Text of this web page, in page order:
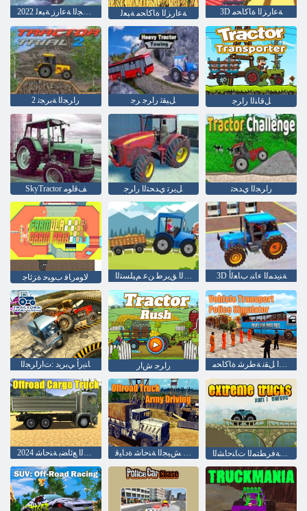
2022 ﺩﺎﻌﺑﻷ ﺍ ﺔﻴﺛﻼ ﺛ ﺔﻴﻜﻳﺮﻣﻷ ﺍ ﺔﺜﻳﺪﺤﻟﺍ ﺕﺍﺭﺍﺮﺠﻟﺍ ﺔﻋﺍﺭﺯ ﺔﺒﻌﻟ ﺔﻋﺍﺭﺰﻟﺍ ﺓﺎﻛﺎﺤﻣ ﺔﺒﻌﻟ 3D ﺔﻋﺍﺭﺰﻟﺍ ﺓﺎﻛﺎﺤﻣ
2 ﺭﺍﺮﺠﻟﺍ ﺔﺑﺮﺠﺗ ﻞﻴﻘﺛ ﺭﺍﺮﺟ ﺮﺟ ﻞﻗﺎﻨﻟﺍ ﺭﺍﺮﺟ
SkyTractor ﻒﻗﺍﻮﻣ ﻞﻳﺮﺗ ﻱﺪﺤﺘﻟﺍ ﺭﺍﺮﺟ ﺭﺍﺮﺠﻟﺍ ﻱﺪﺤﺗ
ﻻ ﻮﻣﺭﺎﻓ ﺏﻮﺒﺣ ﺓﺰﺋﺎﺟ ﺭﺍﺮﺠﻟﺍ ﻖﻳﺮﻃ ﻦﻋ ﻢﻴﻠﺴﺘﻟﺍ 3D ﺔﻨﻳﺪﻤﻟﺍ ءﺎﻨﺑ ﺏﺎﻌﻟﺃ
ﺎﻨﻳﺭﺃ ﻲﺑﺮﻳﺩ :ﺕﺍﺭﺍﺮﺠﻟﺍ ﺭﺍﺮﺟ ﺵﺍﺭ ﺕﺎﺒﻛﺮﻤﻟﺍ ﻞﻘﻧ ﺔﻃﺮﺷ ﺓﺎﻛﺎﺤﻣ
2024 ﺓﺮﻋﻮﻟﺍ ﻕﺮﻄﻟﺍ ﻊﺋﺎﻀﺑ ﺔﻨﺣﺎﺷ ﺓﺮﻋﻮﻟﺍ ﻕﺮﻄﻟﺍ ﻰﻠﻋ ﺶﻴﺠﻟﺍ ﺔﻨﺣﺎﺷ ﺓﺩﺎﻴﻗ ﺎﺑﻭﺭﻭﺃ 1 ءﺰﺠﻟﺍ ﺔﻓﺮﻄﺘﻤﻟﺍ ﺕﺎﻨﺣﺎﺸﻟﺍ